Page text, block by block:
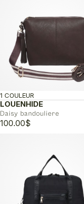
LOUENHIDE
Daisy bandouliere
1 COULEUR
100.00$